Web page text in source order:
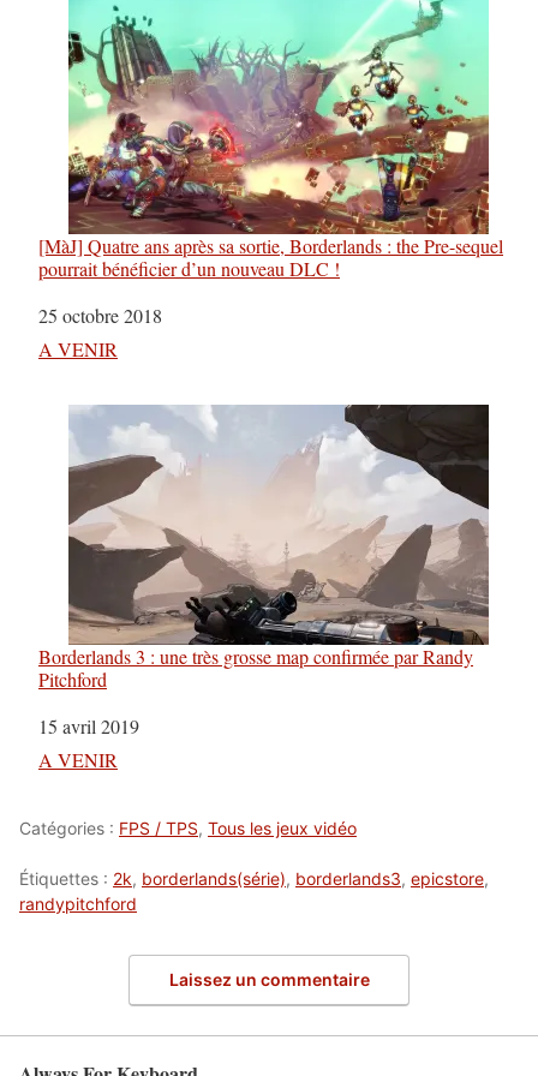
[MàJ] Quatre ans après sa sortie, Borderlands : the Pre-sequel
pourrait bénéficier d’un nouveau DLC !
Date
25 octobre 2018
Par rapport à
A VENIR
Borderlands 3 : une très grosse map confirmée par Randy
Pitchford
Date
15 avril 2019
Par rapport à
A VENIR
Catégories : FPS / TPS, Tous les jeux vidéo
Étiquettes : 2k, borderlands(série), borderlands3, epicstore,
randypitchford
Laissez un commentaire